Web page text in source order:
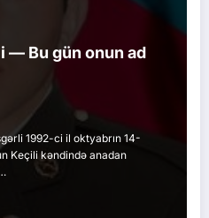
— Bu gün onun ad
1992-ci il oktyabrın 14-
Keçili kəndində anadan